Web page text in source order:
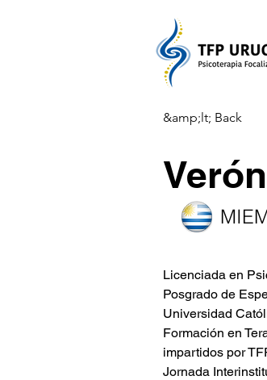
&amp;lt; Back
Licenciada en
Posgrado de
Universidad
Formación en
impartidos por
Jornada